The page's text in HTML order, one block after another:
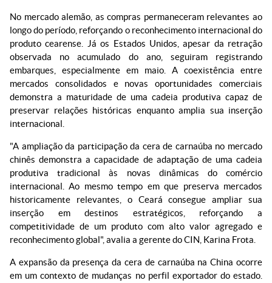
No mercado alemão, as compras permaneceram relevantes ao
longo do período, reforçando o reconhecimento internacional do
produto cearense. Já os Estados Unidos, apesar da retração
observada no acumulado do ano, seguiram registrando
embarques, especialmente em maio. A coexistência entre
mercados consolidados e novas oportunidades comerciais
demonstra a maturidade de uma cadeia produtiva capaz de
preservar relações históricas enquanto amplia sua inserção
internacional.
"A ampliação da participação da cera de carnaúba no mercado
chinês demonstra a capacidade de adaptação de uma cadeia
produtiva tradicional às novas dinâmicas do comércio
internacional. Ao mesmo tempo em que preserva mercados
historicamente relevantes, o Ceará consegue ampliar sua
inserção em destinos estratégicos, reforçando a
competitividade de um produto com alto valor agregado e
reconhecimento global", avalia a gerente do CIN, Karina Frota.
A expansão da presença da cera de carnaúba na China ocorre
em um contexto de mudanças no perfil exportador do estado.